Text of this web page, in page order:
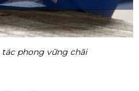
phong vững chãi